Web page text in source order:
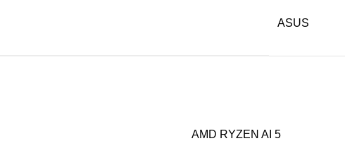
ASUS
AMD RYZEN AI 5